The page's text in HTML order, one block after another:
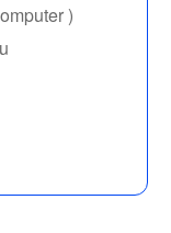
)